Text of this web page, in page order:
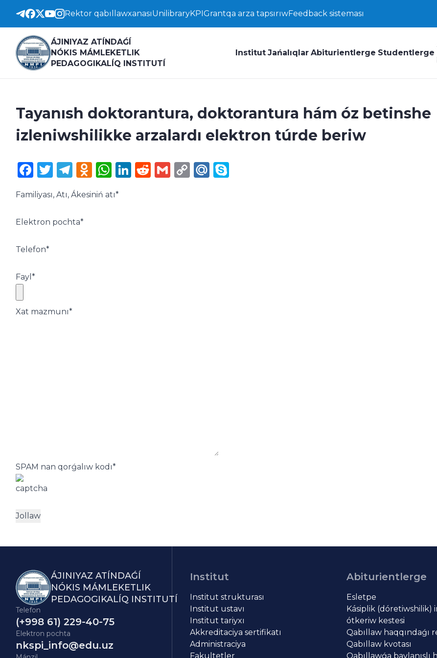
Rektor qabıllawxanasıUnilibraryKPIGrantqa arza tapsırıwFeedback sisteması
ÁJINIYAZ ATÍNDAǴÍ
NÓKIS MÁMLEKETLIK
PEDAGOGIKALÍQ INSTITUTÍ
Institut Jańalıqlar Abiturientlerge Studentlerge
Tayanısh doktorantura, doktorantura hám óz betinshe
izleniwshilikke arzalardı elektron túrde beriw
Facebook
Twitter
Telegram
Odnoklassniki
WhatsApp
LinkedIn
Reddit
Gmail
CopyMail.Ru
Familiyası, Atı, Ákesiniń atı*
Elektron pochta*
Telefon*
Fayl *
Xat mazmunı*
SPAM nan qorǵalıw kodı*
ÁJINIYAZ ATÍNDAǴÍ
NÓKIS MÁMLEKETLIK
PEDAGOGIKALÍQ INSTITUTÍ
Telefon
(+998 61) 229-40-75
Elektron pochta
nkspi_info@edu.uz
Institut
Institut strukturası
Institut ustavı
Institut tariyxı
Akkreditaciya sertifikatı
Administraciya
Fakultetler
Abiturientlerge
Esletpe
Kásiplik (dóretiwshilik)
ótkeriw kestesi
Qabıllaw haqqındaǵı
Qabıllaw kvotası
Qabıllawǵa baylanıslı